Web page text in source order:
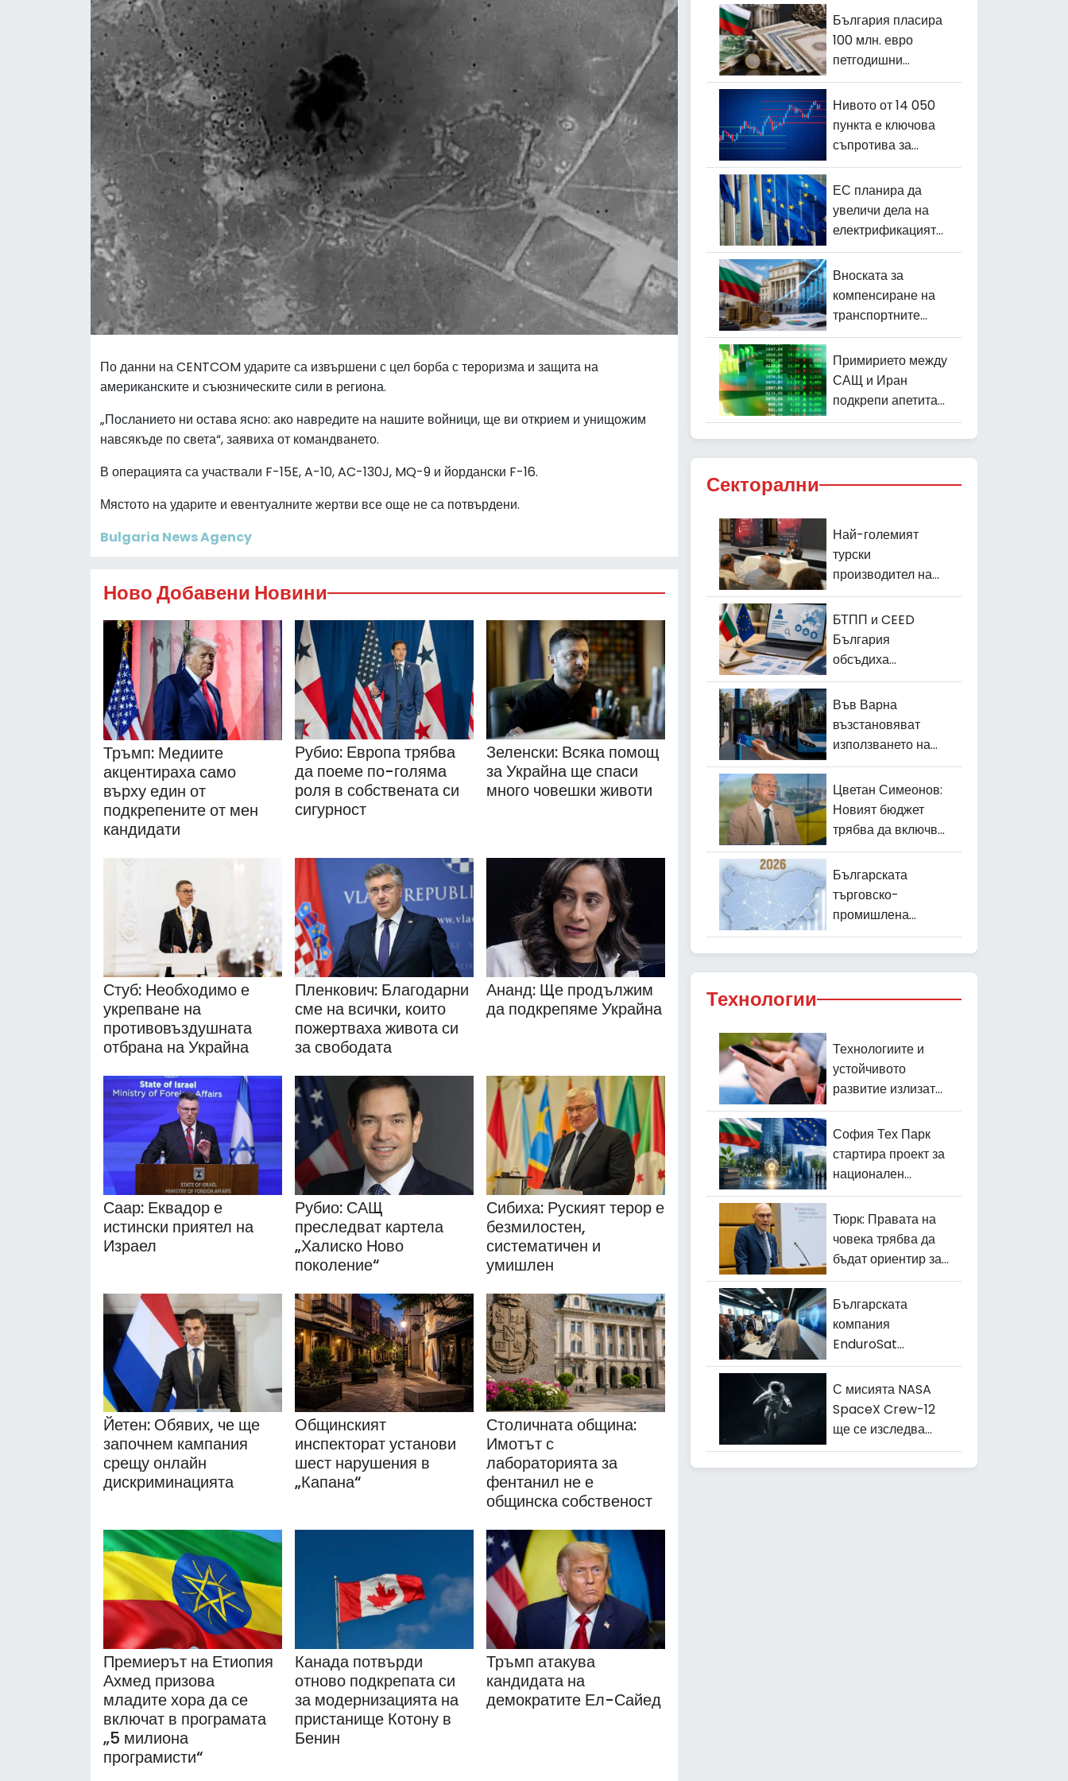
По данни на CENTCOM ударите са извършени с цел борба с тероризма и защита на
американските и съюзническите сили в региона.
„Посланието ни остава ясно: ако навредите на нашите войници, ще ви открием и унищожим
навсякъде по света“, заявиха от командването.
В операцията са участвали F-15E, A-10, AC-130J, MQ-9 и йордански F-16.
Мястото на ударите и евентуалните жертви все още не са потвърдени.
Bulgaria News Agency
Ново Добавени Новини
Тръмп: Медиите
акцентираха само
върху един от
подкрепените от мен
кандидати
Рубио: Европа трябва
да поеме по-голяма
роля в собствената си
сигурност
Зеленски: Всяка помощ
за Украйна ще спаси
много човешки животи
Стуб: Необходимо е
укрепване на
противовъздушната
отбрана на Украйна
Пленкович: Благодарни
сме на всички, които
пожертваха живота си
за свободата
Ананд: Ще продължим
да подкрепяме Украйна
Саар: Еквадор е
истински приятел на
Израел
Рубио: САЩ
преследват картела
„Халиско Ново
поколение“
Сибиха: Руският терор е
безмилостен,
систематичен и
умишлен
Йетен: Обявих, че ще
започнем кампания
срещу онлайн
дискриминацията
Общинският
инспекторат установи
шест нарушения в
„Капана“
Столичната община:
Имотът с
лабораторията за
фентанил не е
общинска собственост
Премиерът на Етиопия
Ахмед призова
младите хора да се
включат в програмата
„5 милиона
програмисти“
Канада потвърди
отново подкрепата си
за модернизацията на
пристанище Котону в
Бенин
Тръмп атакува
кандидата на
демократите Ел-Сайед
България пласира
100 млн. евро
петгодишни
държавни
облигации
Нивото от 14 050
пункта е ключова
съпротива за
BIST100
ЕС планира да
увеличи дела на
електрификацията
до 46% до 2040 г.
Вноската за
компенсиране на
транспортните
разходи за юни е
определена на 0
евро
Примирието между
САЩ и Иран
подкрепи апетита
към риск на
световните пазари
Секторални
Най-големият
турски
производител на
часовници Daniel
Klein разширява
износа си
БТПП и CEED
България
обсъдиха
следващите стъпки
по проекта ФУМИ
Във Варна
възстановяват
използването на
предплатените
карти за градския
транспорт
Цветан Симеонов:
Новият бюджет
трябва да включва
реални реформи
Българската
търговско-
промишлена
палата представи
изданието
„Bulgaria in Figures
Технологии
Технологиите и
устойчивото
развитие излизат
на преден план в
България
София Тех Парк
стартира проект за
национален
център за
трансфер на
технологии
Тюрк: Правата на
човека трябва да
бъдат ориентир за
изкуствения
интелект
Българската
компания
EnduroSat
изстреля 10 свои
сателита в Космоса
С мисията NASA
SpaceX Crew-12
ще се изследва
адаптацията на
астронавтите към